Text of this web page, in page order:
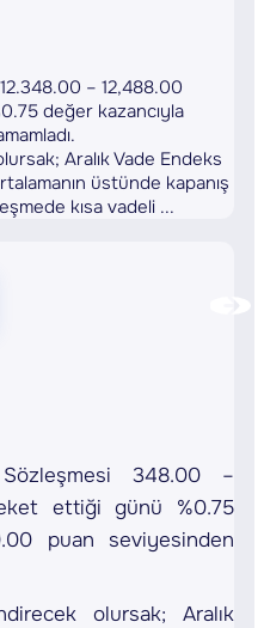
– 12,488.00
değer kazancıyla
Aralık Vade Endeks
üstünde kapanış
kısa vadeli ...
348.00 –
ettiği günü %0.75
puan seviyesinden
olursak; Aralık